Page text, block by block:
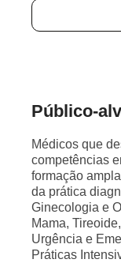
Público-
Médicos que
competências
formação
da prática
Ginecologia e
Mama,
Urgência e
Práticas